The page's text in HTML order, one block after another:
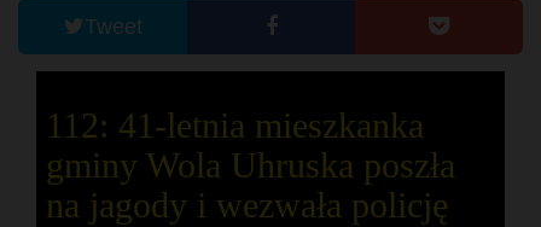
Tweet
112: 41-letnia mieszkanka
gminy Wola Uhruska poszła
na jagody i wezwała policję